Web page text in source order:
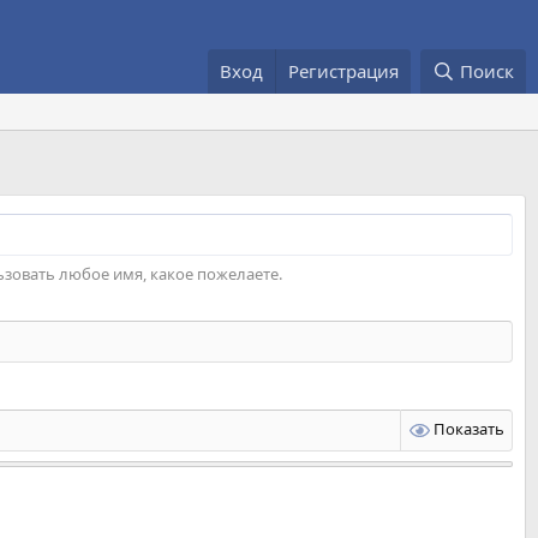
Вход Регистрация Поиск
любое имя, какое пожелаете.
Показать